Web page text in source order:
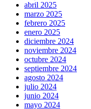
abril 2025
marzo 2025
febrero 2025
enero 2025
diciembre 2024
noviembre 2024
octubre 2024
septiembre 2024
agosto 2024
julio 2024
junio 2024
mayo 2024